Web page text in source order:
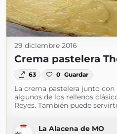
29 diciembre 2016
Crema pastelera
63 0 Guardar
La crema pastelera junto
algunos de los rellenos
Reyes. También puede
La Alacena de MO